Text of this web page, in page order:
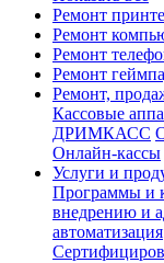
Ремонт
Ремонт
Ремонт
Ремонт
Ремонт,
Кассовые
ДРИМКАСС
Онлайн-кассы
Услуги и
Программы и
внедрению и
автоматизация